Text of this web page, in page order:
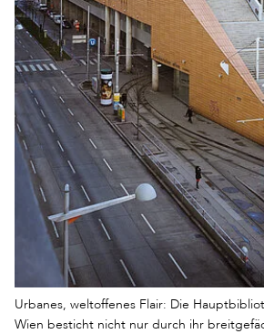
Urbanes, weltoffenes Flair: Die
Wien besticht nicht nur durch ihr